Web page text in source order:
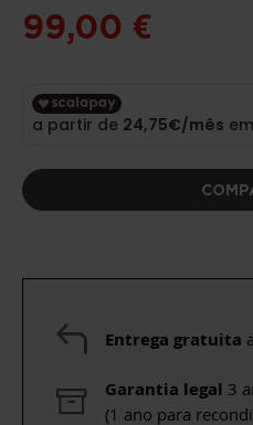
99,00 €
Entrega gratuita
Garantia legal 3
(1 ano para